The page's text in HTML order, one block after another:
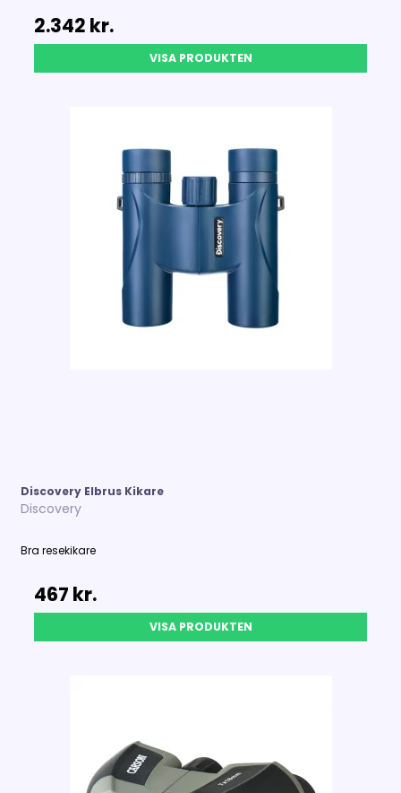
2.342 kr.
VISA PRODUKTEN
Discovery Elbrus Kikare
Discovery
Bra resekikare
467 kr.
VISA PRODUKTEN